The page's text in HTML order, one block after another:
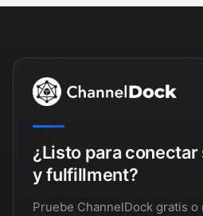
¿Listo para
y fulfillment?
Pruebe ChannelDock gratis